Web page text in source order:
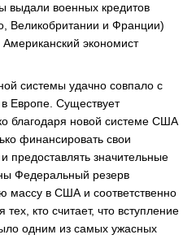
выдали военных кредитов
Великобритании и Франции)
экономист
системы удачно совпало с
Европе. Существует
благодаря новой системе США
финансировать свои
предоставлять значительные
Федеральный резерв
массу в США и соответственно
кто считает, что вступление
одним из самых ужасных